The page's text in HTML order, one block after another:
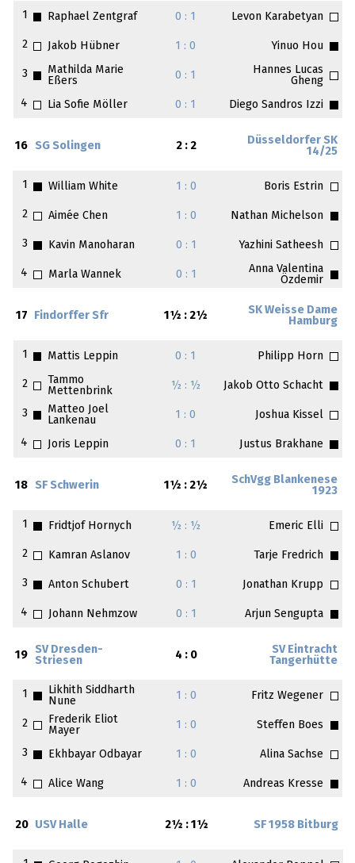
1 Raphael Zentgraf 0 : 1 Levon Karabetyan
2 Jakob Hübner 1 : 0 Yinuo Hou
3
Mathilda Marie
Eßers
0 : 1
Hannes Lucas
Gheng
4
Lia Sofie Möller 0 : 1 Diego Sandros Izzi
16 SG Solingen 2 : 2
Düsseldorfer SK
14/25
1 William White 1 : 0 Boris Estrin
2 Aimée Chen 1 : 0 Nathan Michelson
3 Kavin Manoharan 0 : 1 Yazhini Satheesh
4 Marla Wannek 0 : 1
Anna Valentina
Özdemir
17 Findorffer Sfr 1½ : 2½
SK Weisse Dame
Hamburg
1 Mattis Leppin 0 : 1 Philipp Horn
2
Tammo
Mettenbrink
½ : ½ Jakob Otto Schacht
3
Matteo Joel
Lankenau
1 : 0 Joshua Kissel
4 Joris Leppin 0 : 1 Justus Brakhane
18 SF Schwerin 1½ : 2½
SchVgg Blankenese
1923
1 Fridtjof Hornych ½ : ½ Emeric Elli
2 Kamran Aslanov 1 : 0 Tarje Fredrich
3 Anton Schubert 0 : 1 Jonathan Krupp
4 Johann Nehmzow 0 : 1 Arjun Sengupta
19
SV Dresden-
Striesen
4 : 0
SV Eintracht
Tangerhütte
1
Likhith Siddharth
Nune
1 : 0 Fritz Wegener
2
Frederik Eliot
Mayer
1 : 0 Steffen Boes
3 Ekhbayar Odbayar 1 : 0 Alina Sachse
4 Alice Wang 1 : 0 Andreas Kresse
20 USV Halle 2½ : 1½ SF 1958 Bitburg